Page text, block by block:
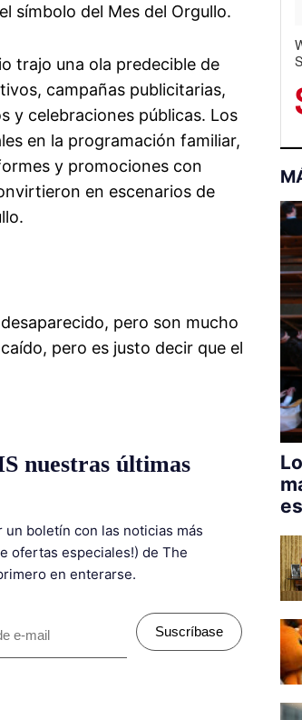
símbolo del Mes del Orgullo.
trajo una ola predecible de
campañas publicitarias,
y celebraciones públicas. Los
en la programación familiar,
y promociones con
en escenarios de
pero son mucho
pero es justo decir que el
nuestras últimas
boletín con las noticias más
ofertas especiales!) de The
en enterarse.
Suscríbase